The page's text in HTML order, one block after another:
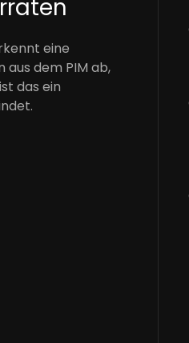
eine
dem PIM ab,
das ein